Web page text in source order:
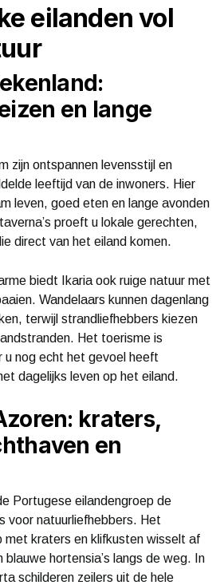
eilanden vol
en lange
zijn ontspannen levensstijl en
leeftijd van de inwoners. Hier
leven, goed eten en lange avonden
proeft u lokale gerechten,
direct van het eiland komen.
biedt Ikaria ook ruige natuur met
Wandelaars kunnen dagenlang
terwijl strandliefhebbers kiezen
Het toerisme is
u nog echt het gevoel heeft
dagelijks leven op het eiland.
kraters,
en
Portugese eilandengroep de
voor natuurliefhebbers. Het
met kraters en klifkusten wisselt af
hortensia’s langs de weg. In
schilderen zeilers uit de hele